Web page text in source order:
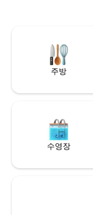
되어 편안한 휴식을 취하
과의 유대감을 되찾을 수
을 선사합니다.
주방
수영장